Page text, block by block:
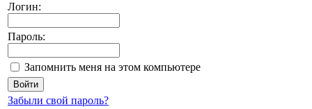
Логин:
Пароль:
Запомнить меня на этом компьютере
Забыли свой пароль?